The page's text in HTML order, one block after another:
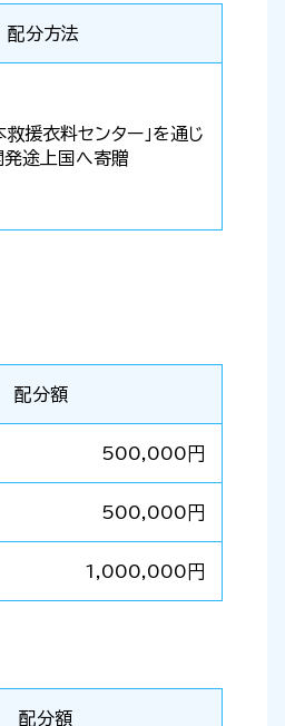
配分方法
救援衣料センター」を通じ
発途上国へ寄贈
配分額
500,000円
500,000円
1,000,000円
配分額